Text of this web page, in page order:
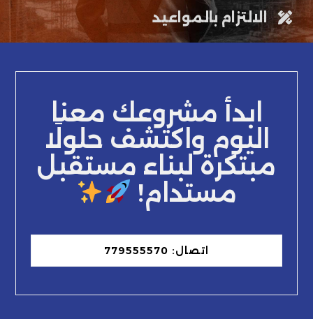
الالتزام بالمواعيد
ابدأ مشروعك معنا
اليوم واكتشف حلولًا
مبتكرة لبناء مستقبل
مستدام!
اتصال: 779555570